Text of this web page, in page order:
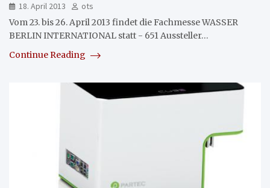
18. April 2013
ots
Vom 23. bis 26. April 2013 findet die Fachmesse WASSER
BERLIN INTERNATIONAL statt - 651 Aussteller…
Continue Reading